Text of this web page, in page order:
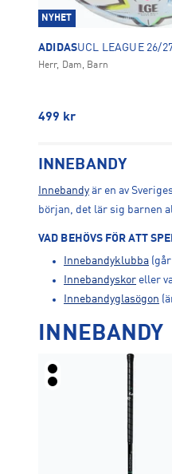
NYHET
ADIDASUCL LEAGUE 26/
Herr, Dam, Barn
499 kr
INNEBANDY
Innebandy är en av
början, det lär sig barnen
VAD BEHÖVS FÖR ATT
Innebandyklubba
Innebandyskor eller
Innebandyglasögon
INNEBANDY